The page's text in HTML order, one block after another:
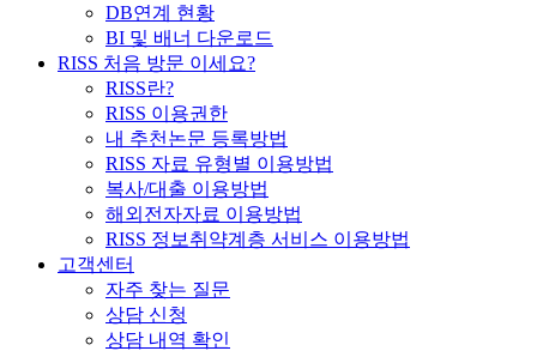
DB연계 현황
BI 및 배너 다운로드
RISS 처음 방문 이세요?
RISS란?
RISS 이용권한
내 추천논문 등록방법
RISS 자료 유형별 이용방법
복사/대출 이용방법
해외전자자료 이용방법
RISS 정보취약계층 서비스 이용방법
고객센터
자주 찾는 질문
상담 신청
상담 내역 확인